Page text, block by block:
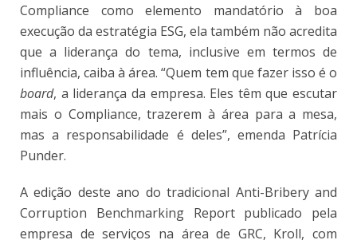
Compliance como elemento mandatório à boa
execução da estratégia ESG, ela também não acredita
que a liderança do tema, inclusive em termos de
influência, caiba à área. “Quem tem que fazer isso é o
board, a liderança da empresa. Eles têm que escutar
mais o Compliance, trazerem à área para a mesa,
mas a responsabilidade é deles”, emenda Patrícia
Punder.
A edição deste ano do tradicional Anti-Bribery and
Corruption Benchmarking Report publicado pela
empresa de serviços na área de GRC, Kroll, com